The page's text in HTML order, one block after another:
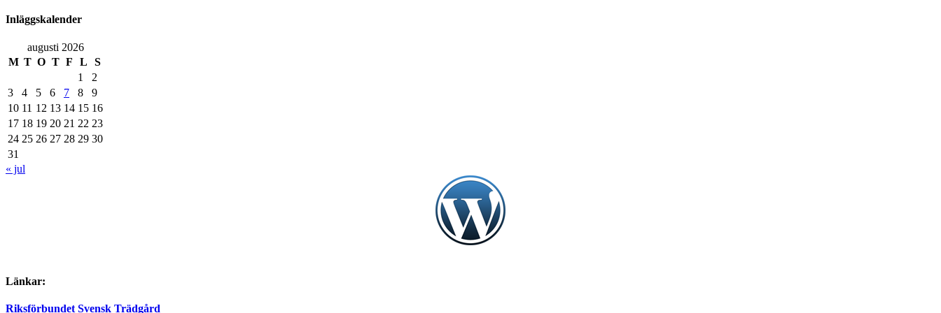
Inläggskalender
augusti 2026
M T O T F L
S
1
2
3
4 5 6 7 8
9
10 11 12 13 14 15 16
17 18 19 20 21 22 23
24 25 26 27 28 29 30
31
« jul
Länkar:
Riksförbundet Svensk Trädgård